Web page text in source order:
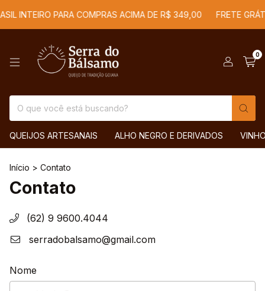
INTEIRO PARA COMPRAS ACIMA DE R$ 349,00 FRETE
0
QUEIJOS ARTESANAIS ALHO NEGRO E DERIVADOS
Início > Contato
Contato
(62) 9 9600.4044
serradobalsamo@gmail.com
Nome